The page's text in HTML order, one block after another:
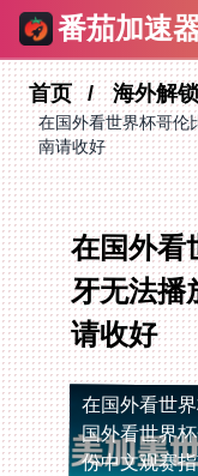
番茄加速
首页 海外解
在国外看世界杯哥伦
南请收好
在国外看
牙无法
请收好
在国外看世
份中文观赛